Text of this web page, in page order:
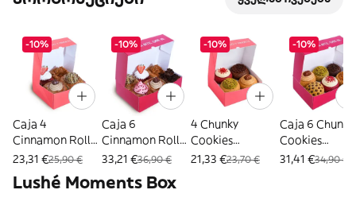
-10%
Caja 4
Cinnamon Rolls
Artesanales
23,31 €25,90 €
-10%
Caja 6
Cinnamon Rolls
Artesanales
33,21 €36,90 €
-10%
4 Chunky
Cookies
Artesanales
21,33 €23,70 €
-10%
Caja 6 Chunky
Cookies
Artesanales
31,41 €34,90 €
Lushé Moments Box